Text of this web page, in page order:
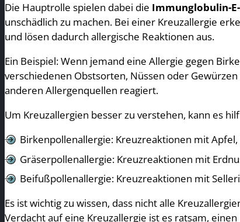
Die Hauptrolle spielen dabei die Immunglobulin-
unschädlich zu machen. Bei einer Kreuzallergie
und lösen dadurch allergische Reaktionen aus.
Ein Beispiel: Wenn jemand eine Allergie gegen
verschiedenen Obstsorten, Nüssen oder
anderen Allergenquellen reagiert.
Um Kreuzallergien besser zu verstehen, kann es
Birkenpollenallergie: Kreuzreaktionen mit Apfel,
Gräserpollenallergie: Kreuzreaktionen mit
Beifußpollenallergie: Kreuzreaktionen mit
Es ist wichtig zu wissen, dass nicht alle
Verdacht auf eine Kreuzallergie ist es ratsam,